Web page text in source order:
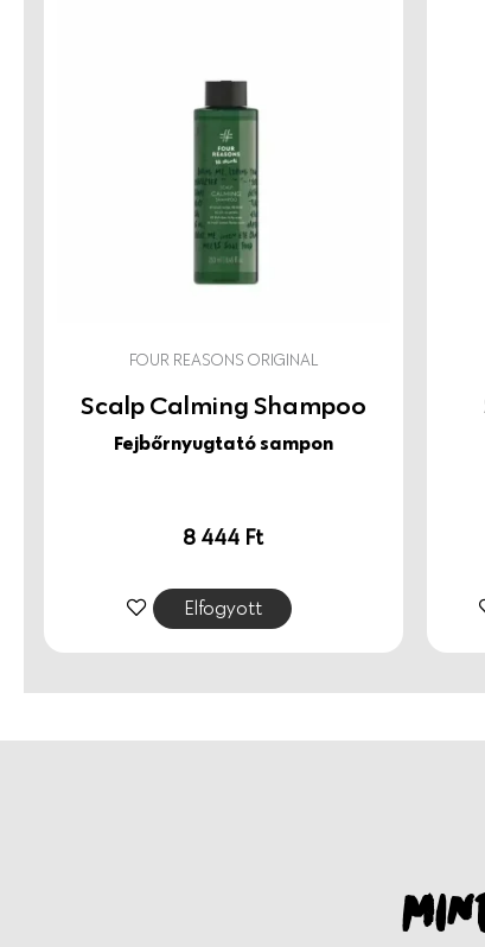
eltüntetni a töredezett hajvégeket. Bónusz az a
kondicionál, csökkenti a száraz érzetet és enyhén
biztosítja a hajfelszín védelmét, jobb tapintás,
selymesít, extra fényt ad, kezelhetővé tesz, ennél
gyorsan felszívódik, nem lehet túltolni. A modern,
egyensúlyt teremt az extra hatékonyság, a könnyű
Mi az ok, amitől az Original rituálé igazán eredeti
kemikáliák nélkül. Gazdaságos kiszerelés, modern
maceramentes, igazi élményt ad szilikonos
nélkül. 100% vegán összetétel. Megújuló
újrahasznosítható csomagolásban.
FOUR REASONS ORIGINAL
Scalp Calming Shampoo
Fejbőrnyugtató sampon
8 444 Ft
Elfogyott